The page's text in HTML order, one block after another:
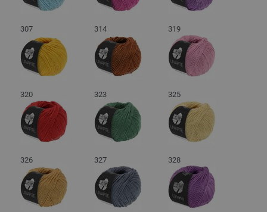
307 314 319
320 323 325
326 327 328